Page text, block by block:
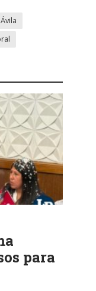
para